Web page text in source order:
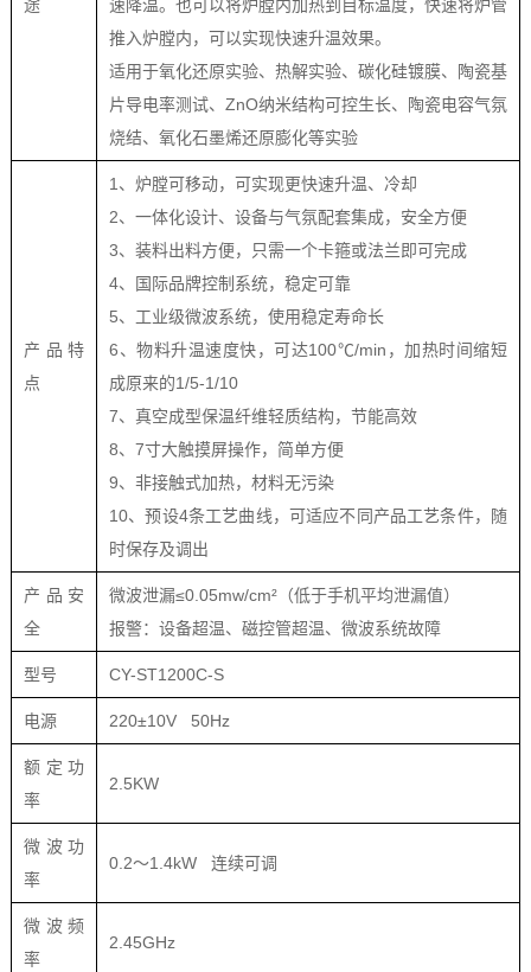
途
速降温。也可以将炉膛内加热到目标温度，快速将炉管
推入炉膛内，可以实现快速升温效果。
适用于氧化还原实验、热解实验、碳化硅镀膜、陶瓷基
片导电率测试、ZnO纳米结构可控生长、陶瓷电容气氛
烧结、氧化石墨烯还原膨化等实验
产品特
点
1、炉膛可移动，可实现更快速升温、冷却
2、一体化设计、设备与气氛配套集成，安全方便
3、装料出料方便，只需一个卡箍或法兰即可完成
4、国际品牌控制系统，稳定可靠
5、工业级微波系统，使用稳定寿命长
6、物料升温速度快，可达100℃/min，加热时间缩短
成原来的1/5-1/10
7、真空成型保温纤维轻质结构，节能高效
8、7寸大触摸屏操作，简单方便
9、非接触式加热，材料无污染
10、预设4条工艺曲线，可适应不同产品工艺条件，随
时保存及调出
产品安
全
微波泄漏≤0.05mw/cm²（低于手机平均泄漏值）
报警：设备超温、磁控管超温、微波系统故障
型号 CY-ST1200C-S
电源 220±10V 50Hz
额定功
率
2.5KW
微波功
率
0.2～1.4kW 连续可调
微波频
率
2.45GHz